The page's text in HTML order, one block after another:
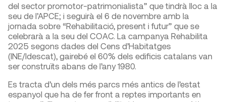
del sector promotor-patrimonialista” que tindrà lloc a la
seu de l’APCE; i seguirà el 6 de novembre amb la
jornada sobre “Rehabilitació, present i futur” que se
celebrarà a la seu del COAC. La campanya Rehabilita
2025 segons dades del Cens d’Habitatges
(INE/Idescat), gairebé el 60% dels edificis catalans van
ser construïts abans de l’any 1980.
Es tracta d’un dels més parcs més antics de l’estat
espanyol que ha de fer front a reptes importants en